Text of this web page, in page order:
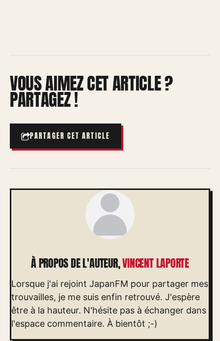
VOUS AIMEZ CET ARTICLE ?
PARTAGEZ !
PARTAGER CET ARTICLE
À PROPOS DE L'AUTEUR,VINCENT LAPORTE
Lorsque j'ai rejoint JapanFM pour partager mes
trouvailles, je me suis enfin retrouvé. J'espère
être à la hauteur. N'hésite pas à échanger dans
l'espace commentaire. À bientôt ;-)